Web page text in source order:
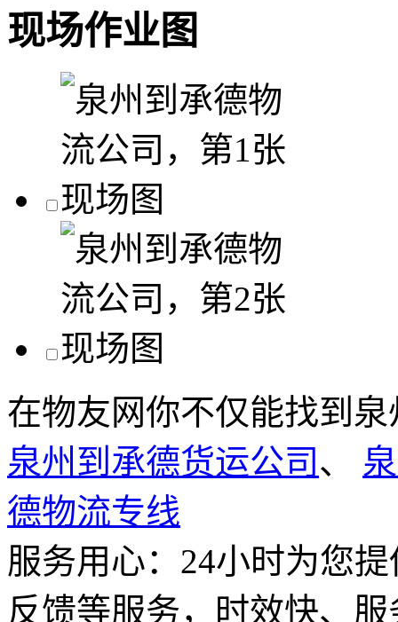
现场作业图
在物友网你不仅能找到
泉州到承德货运公司 、
德物流专线
服务用心： 24小时为您
反馈等服务，时效快、